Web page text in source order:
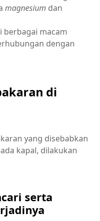
magnesium dan
berbagai macam
dengan
di
yang disebabkan
kapal, dilakukan
serta